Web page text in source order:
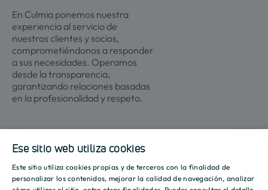
En Culmia ponemos nuestra
experiencia al servicio de
nuestros clientes y socios,
comprometiéndonos a responder
a sus necesidades. Operamos
desde la transparencia,
garantizando relaciones basadas
en la profesionalidad y respeto.
Contacto Actualidad
PromocionesCulmia
Líneas
Actualidad Recursos
SPANISH
Ese sitio web utiliza cookies
Este sitio utiliza cookies propias y de terceros con la finalidad de
personalizar los contenidos, mejorar la calidad de navegación, analizar